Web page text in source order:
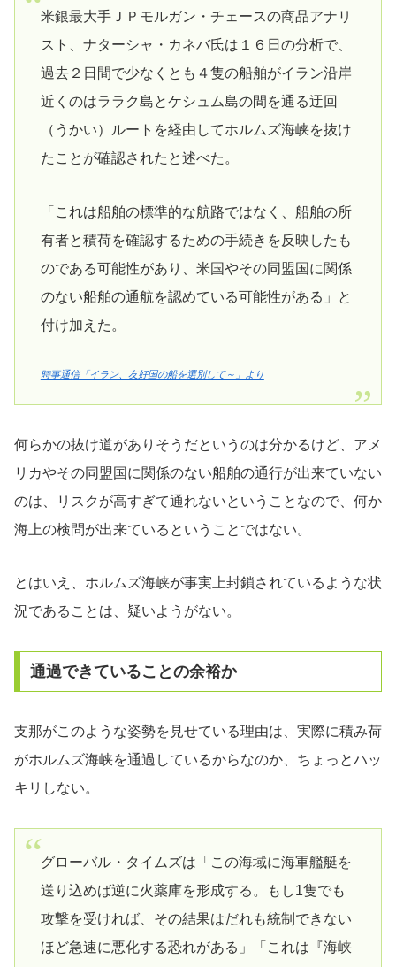
米銀最大手ＪＰモルガン・チェースの商品アナリ
スト、ナターシャ・カネバ氏は１６日の分析で、
過去２日間で少なくとも４隻の船舶がイラン沿岸
近くのはララク島とケシュム島の間を通る迂回
（うかい）ルートを経由してホルムズ海峡を抜け
たことが確認されたと述べた。
「これは船舶の標準的な航路ではなく、船舶の所
有者と積荷を確認するための手続きを反映したも
のである可能性があり、米国やその同盟国に関係
のない船舶の通航を認めている可能性がある」と
付け加えた。
時事通信「イラン、友好国の船を選別して～」より
何らかの抜け道がありそうだというのは分かるけど、アメ
リカやその同盟国に関係のない船舶の通行が出来ていない
のは、リスクが高すぎて通れないということなので、何か
海上の検問が出来ているということではない。
とはいえ、ホルムズ海峡が事実上封鎖されているような状
況であることは、疑いようがない。
通過できていることの余裕か
支那がこのような姿勢を見せている理由は、実際に積み荷
がホルムズ海峡を通過しているからなのか、ちょっとハッ
キリしない。
グローバル・タイムズは「この海域に海軍艦艇を
送り込めば逆に火薬庫を形成する。もし1隻でも
攻撃を受ければ、その結果はだれも統制できない
ほど急速に悪化する恐れがある」「これは『海峡